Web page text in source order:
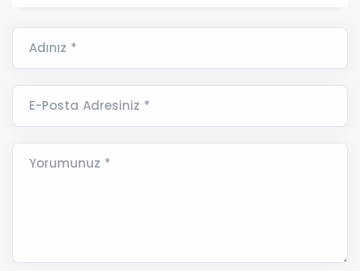
Adınız *
E-Posta Adresiniz *
Yorumunuz *